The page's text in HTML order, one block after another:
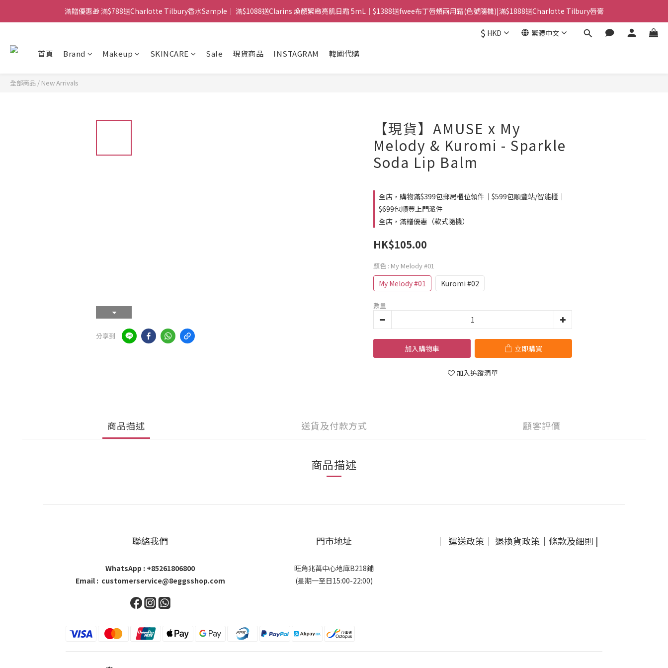
門市：旺角兆萬中心地庫B218 ｜ 所有訂單可旺角門市取貨｜全店滿$399包郵局取件｜$599包順豐站/站智能櫃｜$699包順豐上門派件
滿贈優惠🎁 滿$788送Charlotte Tilbury香水Sample｜ 滿$1088送Clarins 煥顏緊緻亮肌日霜 5mL｜$1388送fwee布丁唇頰兩用霜(色號隨機)|滿$1888送Charlotte Tilbury唇膏
門市：旺角兆萬中心地庫B218 ｜ 所有訂單可旺角門市取貨｜全店滿$399包郵局取件｜$599包順豐站/站智能櫃｜$699包順豐上門派件
$ HKD 繁體中文
首頁 Brand Makeup SKINCARE Sale 現貨商品 INSTAGRAM 韓國代購
全部商品 / New Arrivals
分享到
【現貨】AMUSE x My
Melody & Kuromi - Sparkle
Soda Lip Balm
全店，購物滿$399包郵局櫃位領件｜$599包順豐站/智能櫃｜
$699包順豐上門派件
全店，滿贈優惠（款式隨機）
HK$105.00
顏色 : My Melody #01
My Melody #01 Kuromi #02
數量
加入購物車 立即購買
加入追蹤清單
商品描述 送貨及付款方式 顧客評價
商品描述
聯絡我們
WhatsApp : +85261806800
Email : customerservice@8eggsshop.com
門市地址
旺角兆萬中心地庫B218鋪
(星期一至日15:00-22:00)
｜ 運送政策 ｜ 退換貨政策 ｜ 條款及細則 |